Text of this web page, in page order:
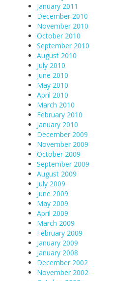
January 2011
December 2010
November 2010
October 2010
September 2010
August 2010
July 2010
June 2010
May 2010
April 2010
March 2010
February 2010
January 2010
December 2009
November 2009
October 2009
September 2009
August 2009
July 2009
June 2009
May 2009
April 2009
March 2009
February 2009
January 2009
January 2008
December 2002
November 2002